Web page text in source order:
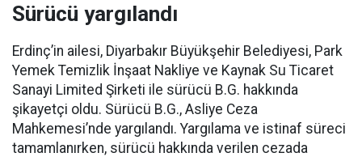
Sürücü yargılandı
Erdinç’in ailesi, Diyarbakır Büyükşehir Belediyesi, Park
Yemek Temizlik İnşaat Nakliye ve Kaynak Su Ticaret
Sanayi Limited Şirketi ile sürücü B.G. hakkında
şikayetçi oldu. Sürücü B.G., Asliye Ceza
Mahkemesi’nde yargılandı. Yargılama ve istinaf süreci
tamamlanırken, sürücü hakkında verilen cezada